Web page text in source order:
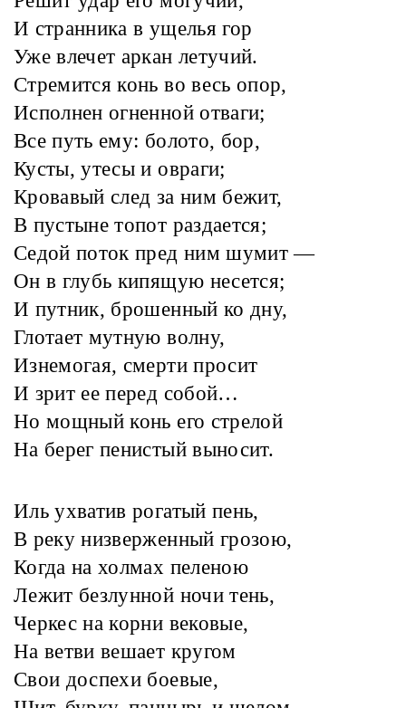
И странника в ущелья гор
Уже влечет аркан летучий.
Стремится конь во весь опор,
Исполнен огненной отваги;
Все путь ему: болото, бор,
Кусты, утесы и овраги;
Кровавый след за ним бежит,
В пустыне топот раздается;
Седой поток пред ним шумит —
Он в глубь кипящую несется;
И путник, брошенный ко дну,
Глотает мутную волну,
Изнемогая, смерти просит
И зрит ее перед собой…
Но мощный конь его стрелой
На берег пенистый выносит.
Иль ухватив рогатый пень,
В реку низверженный грозою,
Когда на холмах пеленою
Лежит безлунной ночи тень,
Черкес на корни вековые,
На ветви вешает кругом
Свои доспехи боевые,